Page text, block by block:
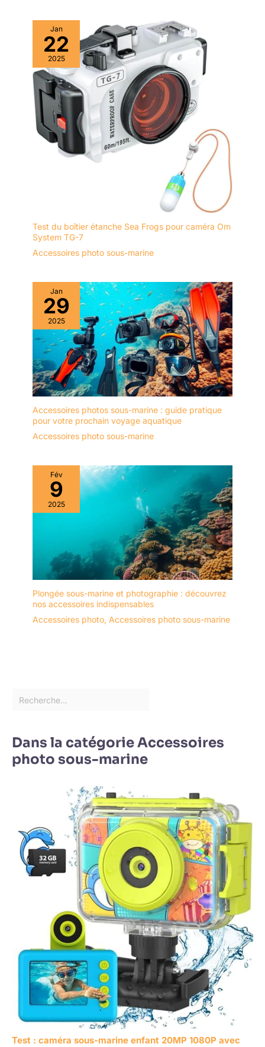
douce qu'en eau salée. 【Kit
portable et polyvalent】Livrée
dans une mallette de transport
portable, cette caméra de pêche
sous-marine est facile à ranger
et à transporter, ce qui la rend
parfaite pour les pêcheurs en
déplacement. La caméra de
pêche portable peut être utilisée
pour la pêche sur glace, la
pêche en mer, la pêche en lac
ou la pêche en rivière, ce qui en
fait un outil polyvalent pour
diverses conditions de pêche.
Elle permet aux utilisateurs de
profiter d'une expérience de
pêche professionnelle à tout
perturbation. Remarque :
visualisation en temps réel
uniquement (pas
d'enregistrement)
Jan
22
2025
Test du boîtier étanche Sea Frogs pour caméra Om
System TG-7
Accessoires photo sous-marine
Jan
29
2025
Accessoires photos sous-marine : guide pratique
pour votre prochain voyage aquatique
Accessoires photo sous-marine
Fév
9
2025
Plongée sous-marine et photographie : découvrez
nos accessoires indispensables
Accessoires photo, Accessoires photo sous-marine
Dans la catégorie Accessoires
photo sous-marine
Test : caméra sous-marine enfant 20MP 1080P avec